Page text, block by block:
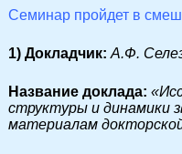
Семинар пройдет в
1) Докладчик: А.Ф.
Название доклада: «
структуры и динамики
материалам